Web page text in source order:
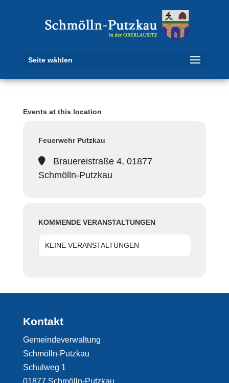
Seite wählen
Events at this location
Feuerwehr Putzkau
Brauereistraße 4, 01877
Schmölln-Putzkau
KOMMENDE VERANSTALTUNGEN
KEINE VERANSTALTUNGEN
Kontakt
Gemeindeverwaltung
Schmölln-Putzkau
Schulweg 1
01877 Schmölln-Putzkau